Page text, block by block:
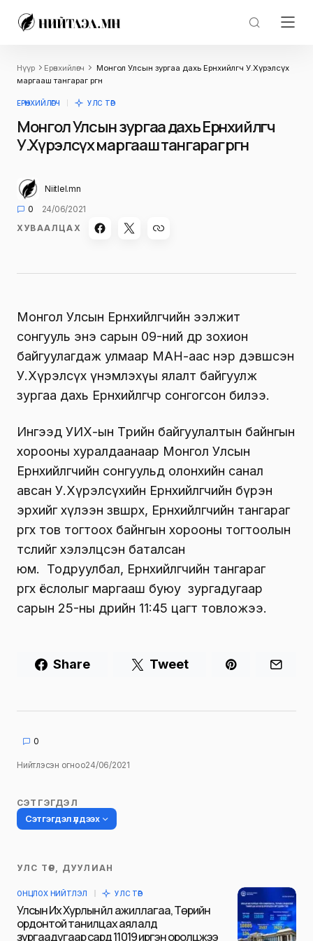
Нүүр Ерөнхийлөгч
Монгол Улсын зургаа дахь Ерөнхийлөгч У.Хүрэлсүх
маргааш тангараг өргөнө
ЕРӨНХИЙЛӨГЧ УЛС ТӨР
Монгол Улсын зургаа дахь Ерөнхийлөгч
У.Хүрэлсүх маргааш тангараг өргөнө
Niitlel.mn
0
24/06/2021
ХУВААЛЦАХ
Монгол Улсын Ерөнхийлөгчийн ээлжит
сонгууль энэ сарын 09-ний өдөр зохион
байгуулагдаж улмаар МАН-аас нэр дэвшсэн
У.Хүрэлсүх үнэмлэхүы ялалт байгуулж
зургаа дахь Ерөнхийлөгчөөр сонгогсон билээ.
Ингээд УИХ-ын Төрийн байгуулалтын байнгын
хорооны хуралдаанаар Монгол Улсын
Ерөнхийлөгчийн сонгуульд олонхийн санал
авсан У.Хүрэлсүхийн Ерөнхийлөгчийн бүрэн
эрхийг хүлээн зөвшөөрөх, Ерөнхийлөгчийн тангараг
өргөх тов тогтоох байнгын хорооны тогтоолын
төслийг хэлэлцсэн баталсан
юм. Тодруулбал, Ерөнхийлөгчийн тангараг
өргөх ёслолыг маргааш буюу зургадугаар
сарын 25-ны өдрийн 11:45 цагт товложээ.
Share Tweet
0
Нийтлэсэн огноо24/06/2021
СЭТГЭГДЭЛ
Сэтгэгдэл үлдээх
Таны имэйл хаягийг нийтлэхгүй.
тэмдэглэсэн
УЛС ТӨР, ДУУЛИАН
ОНЦЛОХ НИЙТЛЭЛ УЛС ТӨР
Улсын Их Хурлын үйл ажиллагаа, Төрийн
ордонтой танилцах аялалд
зургаадугаар сард 11019 иргэн оролцжээ